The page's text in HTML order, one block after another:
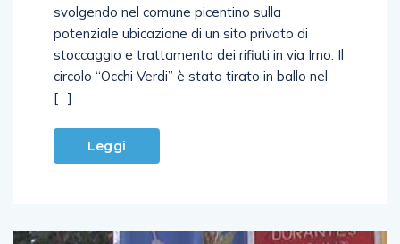
svolgendo nel comune picentino sulla
potenziale ubicazione di un sito privato di
stoccaggio e trattamento dei rifiuti in via Irno. Il
circolo “Occhi Verdi” è stato tirato in ballo nel
[…]
Leggi